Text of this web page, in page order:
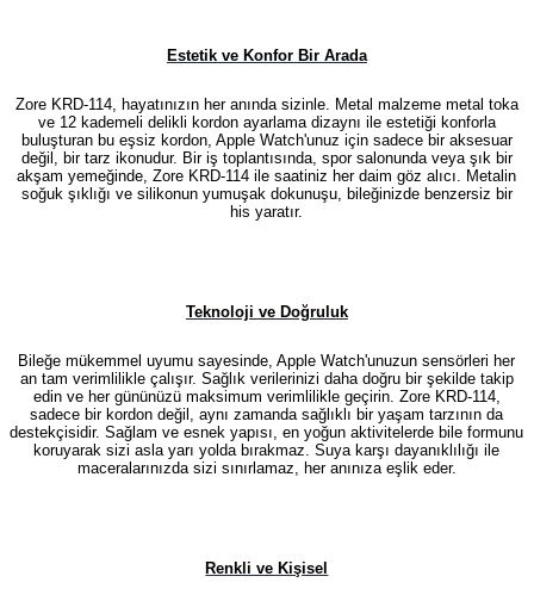
Estetik ve Konfor Bir Arada
Zore KRD-114, hayatınızın her anında sizinle. Metal malzeme metal toka
ve 12 kademeli delikli kordon ayarlama dizaynı ile estetiği konforla
buluşturan bu eşsiz kordon, Apple Watch'unuz için sadece bir aksesuar
değil, bir tarz ikonudur. Bir iş toplantısında, spor salonunda veya şık bir
akşam yemeğinde, Zore KRD-114 ile saatiniz her daim göz alıcı. Metalin
soğuk şıklığı ve silikonun yumuşak dokunuşu, bileğinizde benzersiz bir
his yaratır.
Teknoloji ve Doğruluk
Bileğe mükemmel uyumu sayesinde, Apple Watch'unuzun sensörleri her
an tam verimlilikle çalışır. Sağlık verilerinizi daha doğru bir şekilde takip
edin ve her gününüzü maksimum verimlilikle geçirin. Zore KRD-114,
sadece bir kordon değil, aynı zamanda sağlıklı bir yaşam tarzının da
destekçisidir. Sağlam ve esnek yapısı, en yoğun aktivitelerde bile formunu
koruyarak sizi asla yarı yolda bırakmaz. Suya karşı dayanıklılığı ile
maceralarınızda sizi sınırlamaz, her anınıza eşlik eder.
Renkli ve Kişisel